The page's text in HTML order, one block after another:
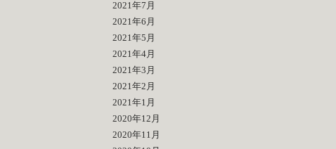
2021年7月
2021年6月
2021年5月
2021年4月
2021年3月
2021年2月
2021年1月
2020年12月
2020年11月